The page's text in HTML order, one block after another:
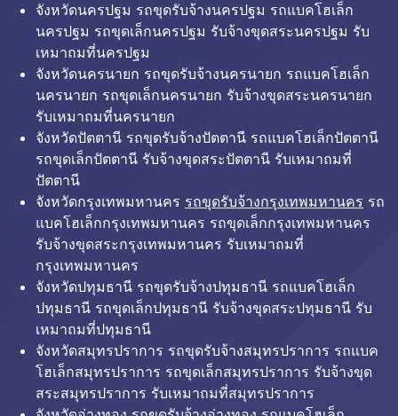
จังหวัดนครปฐม รถขุดรับจ้างนครปฐม รถแบคโฮเล็ก
นครปฐม รถขุดเล็กนครปฐม รับจ้างขุดสระนครปฐม รับ
เหมาถมที่นครปฐม
จังหวัดนครนายก รถขุดรับจ้างนครนายก รถแบคโฮเล็ก
นครนายก รถขุดเล็กนครนายก รับจ้างขุดสระนครนายก
รับเหมาถมที่นครนายก
จังหวัดปัตตานี รถขุดรับจ้างปัตตานี รถแบคโฮเล็กปัตตานี
รถขุดเล็กปัตตานี รับจ้างขุดสระปัตตานี รับเหมาถมที่
ปัตตานี
จังหวัดกรุงเทพมหานคร รถขุดรับจ้างกรุงเทพมหานคร รถ
แบคโฮเล็กกรุงเทพมหานคร รถขุดเล็กกรุงเทพมหานคร
รับจ้างขุดสระกรุงเทพมหานคร รับเหมาถมที่
กรุงเทพมหานคร
จังหวัดปทุมธานี รถขุดรับจ้างปทุมธานี รถแบคโฮเล็ก
ปทุมธานี รถขุดเล็กปทุมธานี รับจ้างขุดสระปทุมธานี รับ
เหมาถมที่ปทุมธานี
จังหวัดสมุทรปราการ รถขุดรับจ้างสมุทรปราการ รถแบค
โฮเล็กสมุทรปราการ รถขุดเล็กสมุทรปราการ รับจ้างขุด
สระสมุทรปราการ รับเหมาถมที่สมุทรปราการ